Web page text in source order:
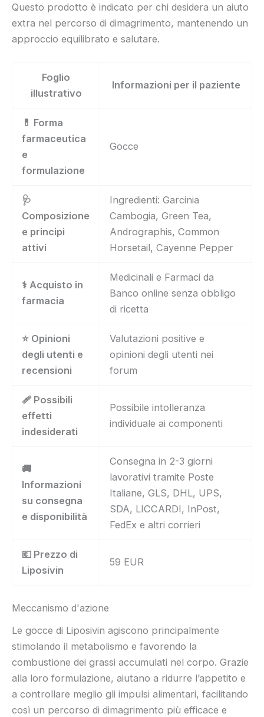
Questo prodotto è indicato per chi desidera un aiuto
extra nel percorso di dimagrimento, mantenendo un
approccio equilibrato e salutare.
Foglio
illustrativo
Informazioni per il paziente
💊 Forma
farmaceutica
e
formulazione
Gocce
🩺
Composizione
e principi
attivi
Ingredienti: Garcinia
Cambogia, Green Tea,
Andrographis, Common
Horsetail, Cayenne Pepper
⚕️ Acquisto in
farmacia
Medicinali e Farmaci da
Banco online senza obbligo
di ricetta
⭐ Opinioni
degli utenti e
recensioni
Valutazioni positive e
opinioni degli utenti nei
forum
🩹 Possibili
effetti
indesiderati
Possibile intolleranza
individuale ai componenti
🚚
Informazioni
su consegna
e disponibilità
Consegna in 2-3 giorni
lavorativi tramite Poste
Italiane, GLS, DHL, UPS,
SDA, LICCARDI, InPost,
FedEx e altri corrieri
💶 Prezzo di
Liposivin
59 EUR
Meccanismo d'azione
Le gocce di Liposivin agiscono principalmente
stimolando il metabolismo e favorendo la
combustione dei grassi accumulati nel corpo. Grazie
alla loro formulazione, aiutano a ridurre l’appetito e
a controllare meglio gli impulsi alimentari, facilitando
così un percorso di dimagrimento più efficace e